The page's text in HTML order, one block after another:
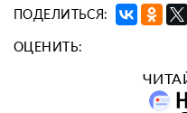
ПОДЕЛИТЬСЯ:
ОЦЕНИТЬ: